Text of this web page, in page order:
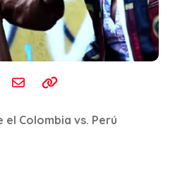
el Colombia vs. Perú